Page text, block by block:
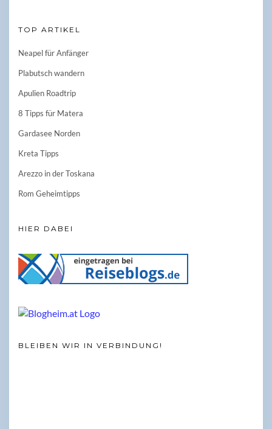
TOP ARTIKEL
Neapel für Anfänger
Plabutsch wandern
Apulien Roadtrip
8 Tipps für Matera
Gardasee Norden
Kreta Tipps
Arezzo in der Toskana
Rom Geheimtipps
HIER DABEI
BLEIBEN WIR IN VERBINDUNG!